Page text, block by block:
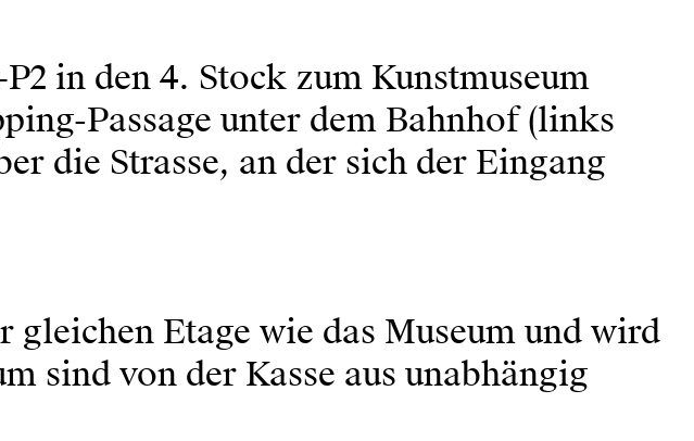
in den 4. Stock zum Kunstmuseum
Passage unter dem Bahnhof (links
die Strasse, an der sich der Eingang
Etage wie das Museum und wird
sind von der Kasse aus unabhängig